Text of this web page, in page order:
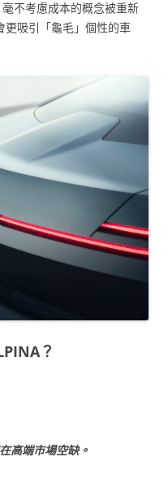
不考慮成本的概念被重新
更吸引「龜毛」個性的車
？
高端市場空缺。